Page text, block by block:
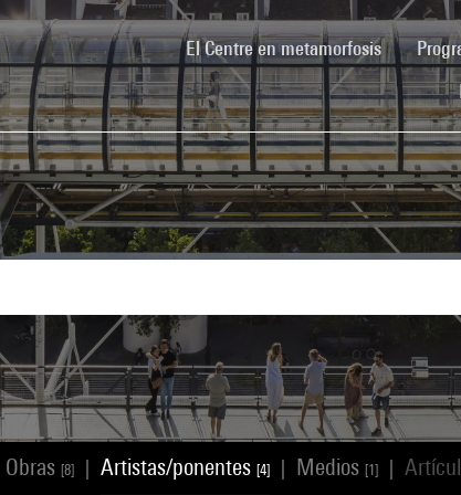
El Centre en metamorfosis(current)
Obras [8] Artistas/ponentes [4] Medios [1]